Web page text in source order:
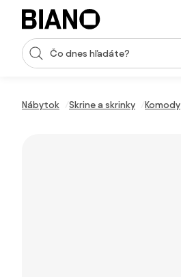
Preskočiť navigáciu, prejsť na obsah
Vstup pre vyhľadávanie
Nábytok Skrine a skrinky Komody